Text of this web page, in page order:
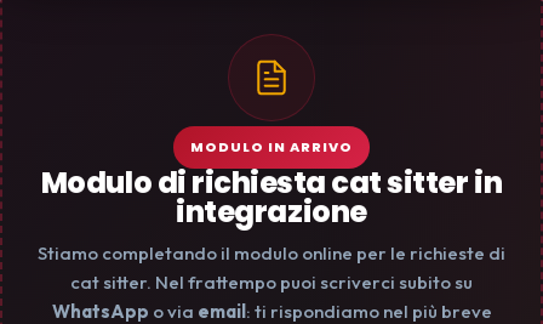
MODULO IN ARRIVO
Modulo di richiesta cat sitter in
integrazione
Stiamo completando il modulo online per le richieste di
cat sitter. Nel frattempo puoi scriverci subito su
WhatsApp o via email: ti rispondiamo nel più breve